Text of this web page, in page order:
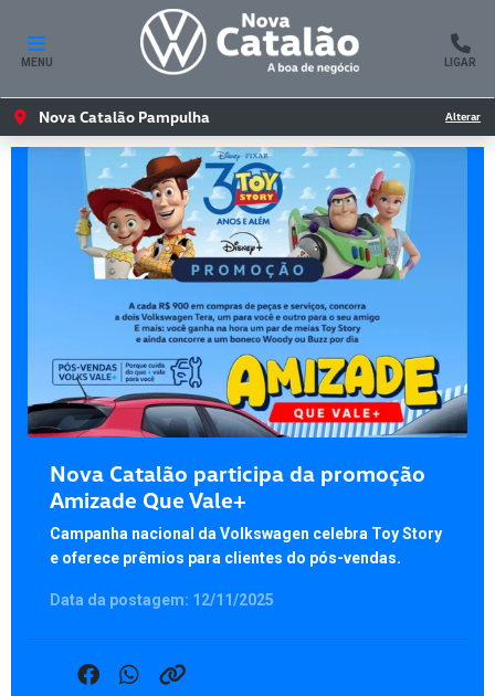
MENU LIGAR
Nova Catalão Pampulha Alterar
Nova Catalão participa da promoção
Amizade Que Vale+
Campanha nacional da Volkswagen celebra Toy Story
e oferece prêmios para clientes do pós-vendas.
Data da postagem: 12/11/2025